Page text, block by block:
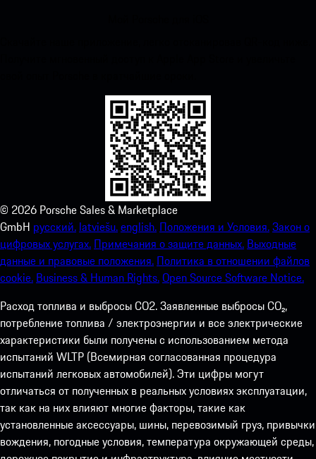
© 2026 Porsche Sales & Marketplace
GmbH русский. latviešu.english. Положения и Условия.Закон о
цифровых услугах. Примечания о защите данных. Выходные
данные и правовые положения. Политика в отношении файлов
cookie. Business & Human Rights.Open Source Software Notice.
Расход топлива и выбросы СО2. Заявленные выбросы CO₂,
потребление топлива / электроэнергии и все электрические
характеристики были получены с использованием метода
испытаний WLTP (Всемирная согласованная процедура
испытаний легковых автомобилей). Эти цифры могут
отличаться от полученных в реальных условиях эксплуатации,
так как на них влияют многие факторы, такие как
установленные аксессуары, шины, перевозимый груз, привычки
вождения, погодные условия, температура окружающей среды,